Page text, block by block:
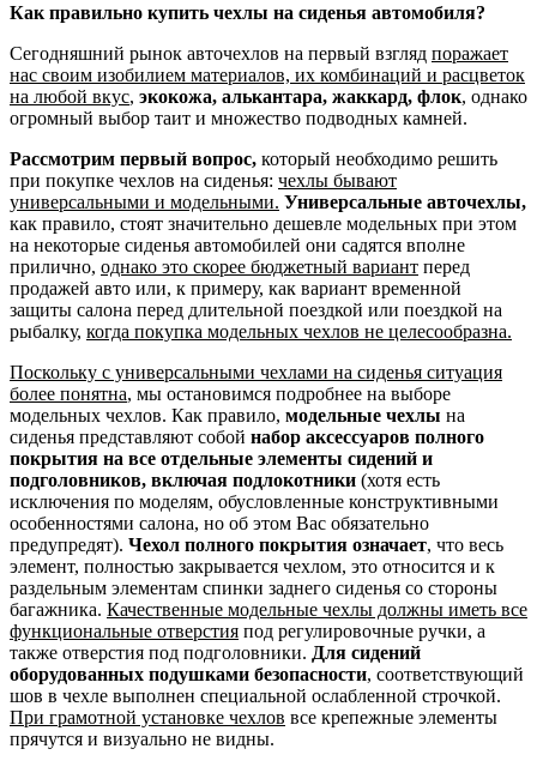
Как правильно купить чехлы на сиденья автомобиля?
Сегодняшний рынок авточехлов на первый взгляд поражает
нас своим изобилием материалов, их комбинаций и расцветок
на любой вкус, экокожа, алькантара, жаккард, флок, однако
огромный выбор таит и множество подводных камней.
Рассмотрим первый вопрос, который необходимо решить
при покупке чехлов на сиденья: чехлы бывают
универсальными и модельными. Универсальные авточехлы,
как правило, стоят значительно дешевле модельных при этом
на некоторые сиденья автомобилей они садятся вполне
прилично, однако это скорее бюджетный вариант перед
продажей авто или, к примеру, как вариант временной
защиты салона перед длительной поездкой или поездкой на
рыбалку, когда покупка модельных чехлов не целесообразна.
Поскольку с универсальными чехлами на сиденья ситуация
более понятна, мы остановимся подробнее на выборе
модельных чехлов. Как правило, модельные чехлы на
сиденья представляют собой набор аксессуаров полного
покрытия на все отдельные элементы сидений и
подголовников, включая подлокотники (хотя есть
исключения по моделям, обусловленные конструктивными
особенностями салона, но об этом Вас обязательно
предупредят). Чехол полного покрытия означает, что весь
элемент, полностью закрывается чехлом, это относится и к
раздельным элементам спинки заднего сиденья со стороны
багажника. Качественные модельные чехлы должны иметь все
функциональные отверстия под регулировочные ручки, а
также отверстия под подголовники. Для сидений
оборудованных подушками безопасности, соответствующий
шов в чехле выполнен специальной ослабленной строчкой.
При грамотной установке чехлов все крепежные элементы
прячутся и визуально не видны.